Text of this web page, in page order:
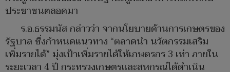
ประชาชนตลอดมา
ร.อ.ธรรมนัส กล่าวว่า จากนโยบายด้านการเกษตรของ
รัฐบาล ซึ่งกำหนดแนวทาง “ตลาดนำ นวัตกรรมเสริม
เพิ่มรายได้” มุ่งเป้าเพิ่มรายได้ให้เกษตรกร 3 เท่า ภายใน
ระยะเวลา 4 ปี กระทรวงเกษตรและสหกรณ์ได้ดำเนิน